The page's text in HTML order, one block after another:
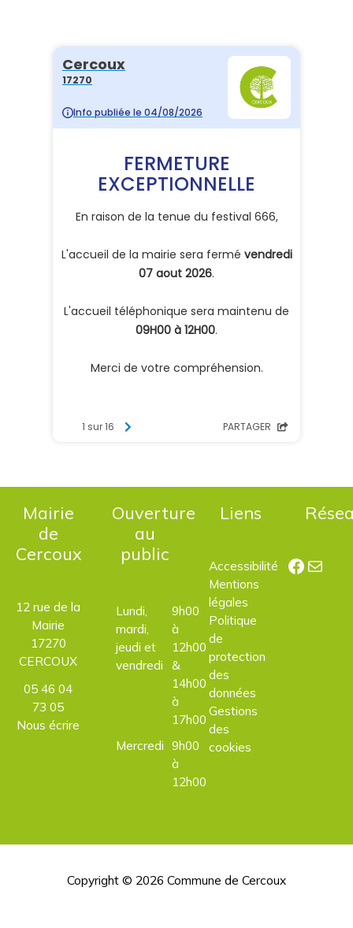
Mairie
de
Cercoux
12 rue de la
Mairie
17270
CERCOUX
05 46 04
73 05
Nous écrire
Ouverture
au
public
Lundi,
mardi,
jeudi et
vendredi
9h00
à
12h00
&
14h00
à
17h00
Mercredi 9h00
à
12h00
Liens
Accessibilité
Mentions
légales
Politique
de
protection
des
données
Gestions
des
cookies
E-mail
Copyright © 2026 Commune de Cercoux